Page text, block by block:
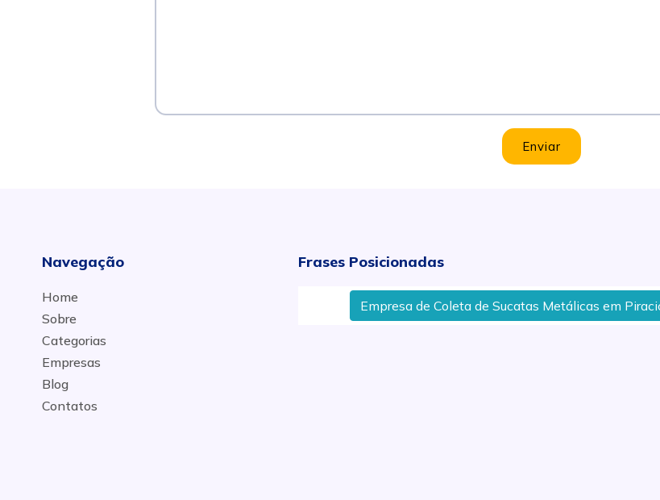
Enviar
Navegação
Home
Sobre
Categorias
Empresas
Blog
Contatos
Frases Posicionadas
Empresa de Coleta de Sucatas Metálicas em Piracicaba